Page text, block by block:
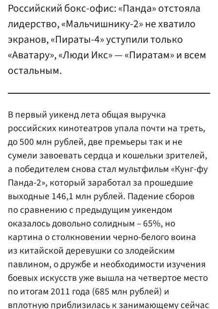
Российский бокс-офис: «Панда» отстояла
лидерство, «Мальчишнику-2» не хватило
экранов, «Пираты-4» уступили только
«Аватару», «Люди Икс» — «Пиратам» и всем
остальным.
В первый уикенд лета общая выручка
российских кинотеатров упала почти на треть,
до 500 млн рублей, две премьеры так и не
сумели завоевать сердца и кошельки зрителей,
а победителем снова стал мультфильм «Кунг-фу
Панда-2», который заработал за прошедшие
выходные 146,1 млн рублей. Падение сборов
по сравнению с предыдущим уикендом
оказалось довольно солидным – 65%, но
картина о столкновении черно-белого воина
из китайской деревушки со злодейским
павлином, о дружбе и необходимости изучения
боевых искусств уже вышла на четвертое место
по итогам 2011 года (685 млн рублей) и
вплотную приблизилась к занимающему сейчас